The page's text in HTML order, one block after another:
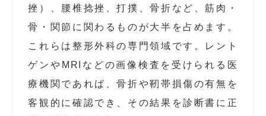
挫）、腰椎捻挫、打撲、骨折など、筋肉・
骨・関節に関わるものが大半を占めます。
これらは整形外科の専門領域です。レント
ゲンやMRIなどの画像検査を受けられる医
療機関であれば、骨折や靭帯損傷の有無を
客観的に確認でき、その結果を診断書に正